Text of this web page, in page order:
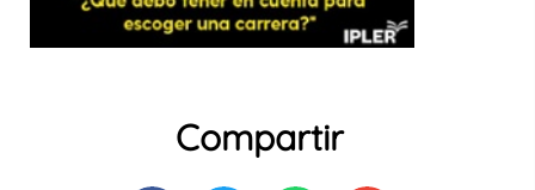
Compartir